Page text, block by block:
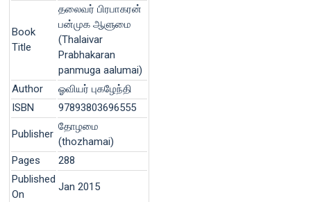
Book
Title
தலைவர் பிரபாகரன்
பன்முக ஆளுமை
(Thalaivar
Prabhakaran
panmuga aalumai)
Author
ஓவியர் புகழேந்தி
ISBN
97893803696555
Publisher
தோழமை
(thozhamai)
Pages
288
Published
On
Jan 2015